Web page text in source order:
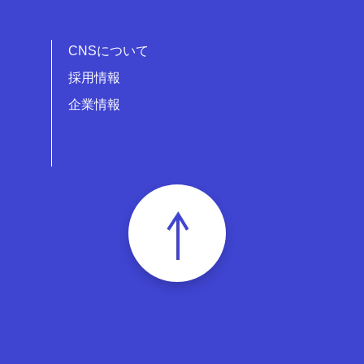
CNSについて
採用情報
企業情報